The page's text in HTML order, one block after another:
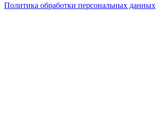
Политика обработки персональных данных